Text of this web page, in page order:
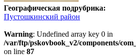
Географическая подрубрика:
Пустошкинский район
Warning: Undefined array key 0 in
/var/ftp/pskovbook_v2/components/
on line 87